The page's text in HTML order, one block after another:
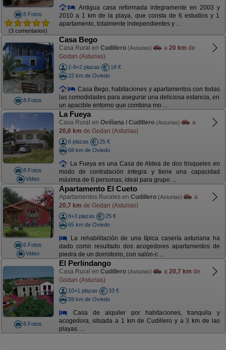
8 Fotos
(3 comentarios)
Antigua casa reformada integramente en 2003 y
2010 a 1 km de la playa, que consta de 6 estudios y 1
apartamento, totalmente independientes y ...
8 Fotos
Casa Bego
Casa Rural en Cudillero (Asturias) a 20 km de
Godan (Asturias)
2-8+2 plazas
18 €
22 km de Oviedo
Casa Bego, habitaciones y apartamentos con todas
las comodidades para asegurar una deliciosa estancia, en
un apacible entorno que combina mo ...
8 Fotos
Video
La Fueya
Casa Rural en Oviñana / Cudillero (Asturias)
a
20,6 km de Godan (Asturias)
6 plazas
25 €
68 km de Oviedo
La Fueya es una Casa de Aldea de dos trisqueles en
modo de contratación integra y tiene una capacidad
máxima de 6 personas, ideal para grupo ...
6 Fotos
Video
Apartamento El Cueto
Apartamentos Rurales en Cudillero (Asturias)
a
20,7 km de Godan (Asturias)
8+3 plazas
25 €
65 km de Oviedo
La rehabilitación de una típica casería asturiana ha
dado como resultado dos acogedores apartamentos de
piedra de un dormitorio, con salón-c ...
8 Fotos
El Perlindango
Casa Rural en Cudillero (Asturias) a 20,7 km de
Godan (Asturias)
10+1 plazas
33 €
59 km de Oviedo
Casa de alquiler por habitaciones, tranquila y
acogedora, situada a 1 km de Cudillero y a 3 km de las
playas. ...